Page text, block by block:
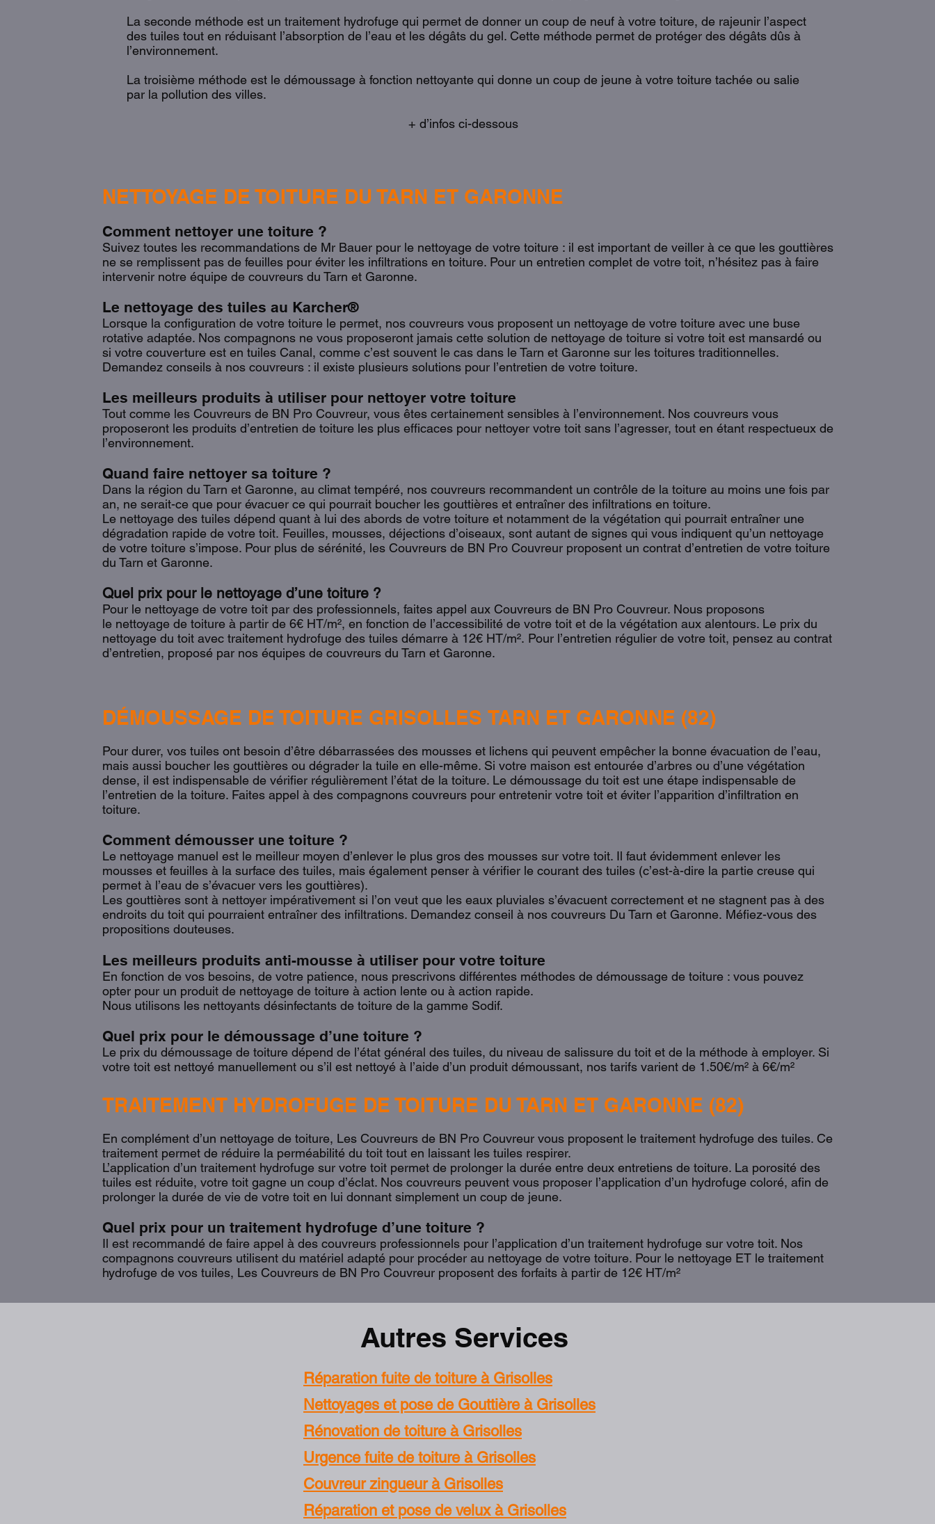
La seconde méthode est un traitement hydrofuge qui permet de donner un coup de neuf à votre toiture, de rajeunir l’aspect
des tuiles tout en réduisant l’absorption de l’eau et les dégâts du gel. Cette méthode permet de protéger des dégâts dûs à
l’environnement.
La troisième méthode est le démoussage à fonction nettoyante qui donne un coup de jeune à votre toiture tachée ou salie
par la pollution des villes.
+ d’infos ci-dessous
NETTOYAGE DE TOITURE DU TARN ET GARONNE
Comment nettoyer une toiture ?
Suivez toutes les recommandations de Mr Bauer pour le nettoyage de votre toiture : il est important de veiller à ce que les gouttières
ne se remplissent pas de feuilles pour éviter les infiltrations en toiture. Pour un entretien complet de votre toit, n’hésitez pas à faire
intervenir notre équipe de couvreurs du Tarn et Garonne.
Le nettoyage des tuiles au Karcher®
Lorsque la configuration de votre toiture le permet, nos couvreurs vous proposent un nettoyage de votre toiture avec une buse
rotative adaptée. Nos compagnons ne vous proposeront jamais cette solution de nettoyage de toiture si votre toit est mansardé ou
si votre couverture est en tuiles Canal, comme c’est souvent le cas dans le Tarn et Garonne sur les toitures traditionnelles.
Demandez conseils à nos couvreurs : il existe plusieurs solutions pour l’entretien de votre toiture.
Les meilleurs produits à utiliser pour nettoyer votre toiture
Tout comme les Couvreurs de BN Pro Couvreur, vous êtes certainement sensibles à l’environnement. Nos couvreurs vous
proposeront les produits d’entretien de toiture les plus efficaces pour nettoyer votre toit sans l’agresser, tout en étant respectueux de
l’environnement.
Quand faire nettoyer sa toiture ?
Dans la région du Tarn et Garonne, au climat tempéré, nos couvreurs recommandent un contrôle de la toiture au moins une fois par
an, ne serait-ce que pour évacuer ce qui pourrait boucher les gouttières et entraîner des infiltrations en toiture.
Le nettoyage des tuiles dépend quant à lui des abords de votre toiture et notamment de la végétation qui pourrait entraîner une
dégradation rapide de votre toit. Feuilles, mousses, déjections d’oiseaux, sont autant de signes qui vous indiquent qu’un nettoyage
de votre toiture s’impose. Pour plus de sérénité, les Couvreurs de BN Pro Couvreur proposent un contrat d’entretien de votre toiture
du Tarn et Garonne.
Quel prix pour le nettoyage d’une toiture ?
Pour le nettoyage de votre toit par des professionnels, faites appel aux Couvreurs de BN Pro Couvreur. Nous proposons
le nettoyage de toiture à partir de 6€ HT/m², en fonction de l’accessibilité de votre toit et de la végétation aux alentours. Le prix du
nettoyage du toit avec traitement hydrofuge des tuiles démarre à 12€ HT/m². Pour l’entretien régulier de votre toit, pensez au contrat
d’entretien, proposé par nos équipes de couvreurs du Tarn et Garonne.
DÉMOUSSAGE DE TOITURE GRISOLLES TARN ET GARONNE (82)
Pour durer, vos tuiles ont besoin d’être débarrassées des mousses et lichens qui peuvent empêcher la bonne évacuation de l’eau,
mais aussi boucher les gouttières ou dégrader la tuile en elle-même. Si votre maison est entourée d’arbres ou d’une végétation
dense, il est indispensable de vérifier régulièrement l’état de la toiture. Le démoussage du toit est une étape indispensable de
l’entretien de la toiture. Faites appel à des compagnons couvreurs pour entretenir votre toit et éviter l’apparition d’infiltration en
toiture.
Comment démousser une toiture ?
Le nettoyage manuel est le meilleur moyen d’enlever le plus gros des mousses sur votre toit. Il faut évidemment enlever les
mousses et feuilles à la surface des tuiles, mais également penser à vérifier le courant des tuiles (c’est-à-dire la partie creuse qui
permet à l’eau de s’évacuer vers les gouttières).
Les gouttières sont à nettoyer impérativement si l’on veut que les eaux pluviales s’évacuent correctement et ne stagnent pas à des
endroits du toit qui pourraient entraîner des infiltrations. Demandez conseil à nos couvreurs Du Tarn et Garonne. Méfiez-vous des
propositions douteuses.
Les meilleurs produits anti-mousse à utiliser pour votre toiture
En fonction de vos besoins, de votre patience, nous prescrivons différentes méthodes de démoussage de toiture : vous pouvez
opter pour un produit de nettoyage de toiture à action lente ou à action rapide.
Nous utilisons les nettoyants désinfectants de toiture de la gamme Sodif.
Quel prix pour le démoussage d’une toiture ?
Le prix du démoussage de toiture dépend de l’état général des tuiles, du niveau de salissure du toit et de la méthode à employer. Si
votre toit est nettoyé manuellement ou s’il est nettoyé à l’aide d’un produit démoussant, nos tarifs varient de 1.50€/m² à 6€/m²
TRAITEMENT HYDROFUGE DE TOITURE DU TARN ET GARONNE (82)
En complément d’un nettoyage de toiture, Les Couvreurs de BN Pro Couvreur vous proposent le traitement hydrofuge des tuiles. Ce
traitement permet de réduire la perméabilité du toit tout en laissant les tuiles respirer.
L’application d’un traitement hydrofuge sur votre toit permet de prolonger la durée entre deux entretiens de toiture. La porosité des
tuiles est réduite, votre toit gagne un coup d’éclat. Nos couvreurs peuvent vous proposer l’application d’un hydrofuge coloré, afin de
prolonger la durée de vie de votre toit en lui donnant simplement un coup de jeune.
Quel prix pour un traitement hydrofuge d’une toiture ?
Il est recommandé de faire appel à des couvreurs professionnels pour l’application d’un traitement hydrofuge sur votre toit. Nos
compagnons couvreurs utilisent du matériel adapté pour procéder au nettoyage de votre toiture. Pour le nettoyage ET le traitement
hydrofuge de vos tuiles, Les Couvreurs de BN Pro Couvreur proposent des forfaits à partir de 12€ HT/m²
Autres Services
Réparation fuite de toiture à Grisolles
Nettoyages et pose de Gouttière à Grisolles
Rénovation de toiture à Grisolles
Urgence fuite de toiture à Grisolles
Couvreur zingueur à Grisolles
Réparation et pose de velux à Grisolles